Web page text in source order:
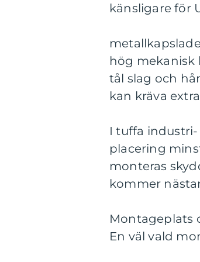
känsligare för
hög mekanisk
tål slag och
kan kräva
I tuffa
placering
monteras
kommer
Montageplats
En väl vald